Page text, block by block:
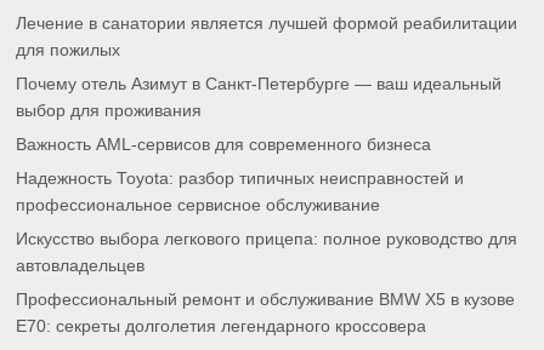
Лечение в санатории является лучшей формой реабилитации
для пожилых
Почему отель Азимут в Санкт-Петербурге — ваш идеальный
выбор для проживания
Важность AML-сервисов для современного бизнеса
Надежность Toyota: разбор типичных неисправностей и
профессиональное сервисное обслуживание
Искусство выбора легкового прицепа: полное руководство для
автовладельцев
Профессиональный ремонт и обслуживание BMW X5 в кузове
E70: секреты долголетия легендарного кроссовера